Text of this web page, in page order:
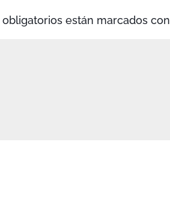
están marcados con